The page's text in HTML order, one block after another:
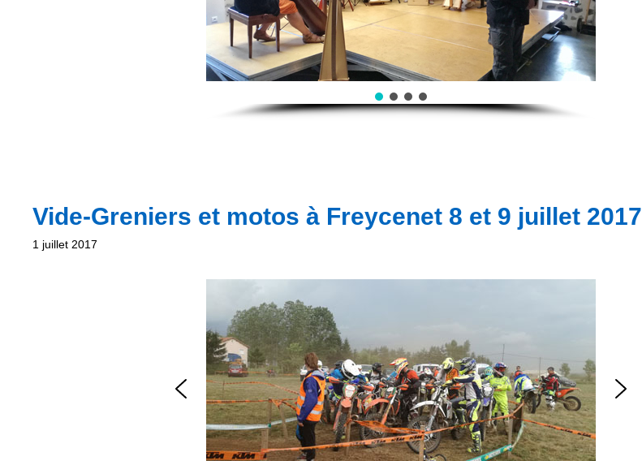
Vide-Greniers et motos à Freycenet 8 et 9 juillet 2017
1 juillet 2017